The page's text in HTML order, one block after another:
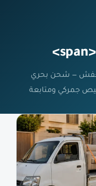
— شحن بحري
جمركي ومتابعة